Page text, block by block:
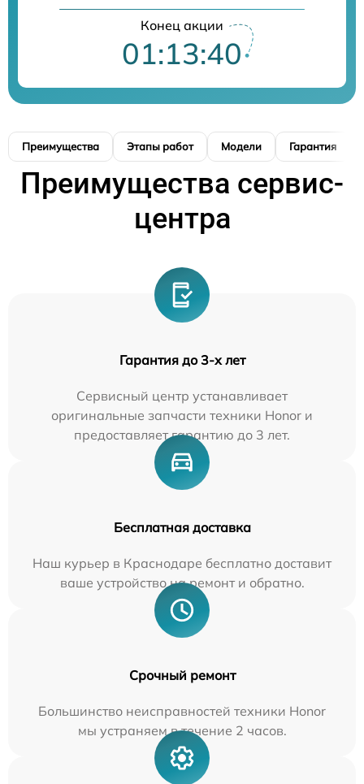
Конец акции
01:13:39
Преимущества Этапы работ Модели Гарантия
Преимущества сервис-
центра
Гарантия до 3-х лет
Сервисный центр устанавливает
оригинальные запчасти техники Honor и
предоставляет гарантию до 3 лет.
Бесплатная доставка
Наш курьер в Краснодаре бесплатно доставит
ваше устройство на ремонт и обратно.
Срочный ремонт
Большинство неисправностей техники Honor
мы устраняем в течение 2 часов.